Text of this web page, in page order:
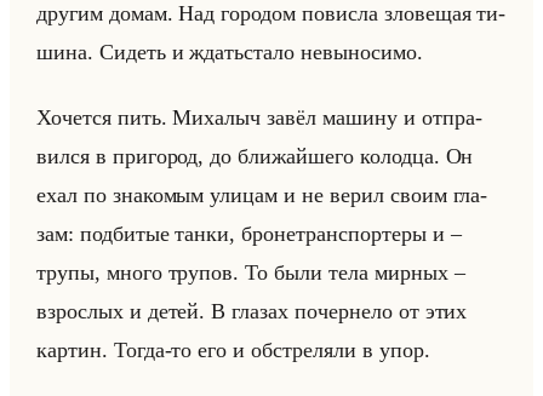
дру­гим домам. Над го­ро­дом по­вис­ла зло­ве­щая ти­
ши­на. Си­деть и ждатьста­ло невы­но­си­мо.
Хо­чет­ся пить. Ми­ха­лыч завёл ма­ши­ну и от­пра­
вил­ся в при­го­род, до бли­жайше­го ко­лод­ца. Он
ехал по зна­ко­мым ули­цам и не верил своим гла­
зам: под­би­тые танки, бро­не­транс­пор­те­ры и –
трупы, много тру­пов. То были тела мир­ных –
взрос­лых и детей. В гла­зах по­чер­не­ло от этих
кар­тин. Тогда-то его и об­стре­ля­ли в упор.